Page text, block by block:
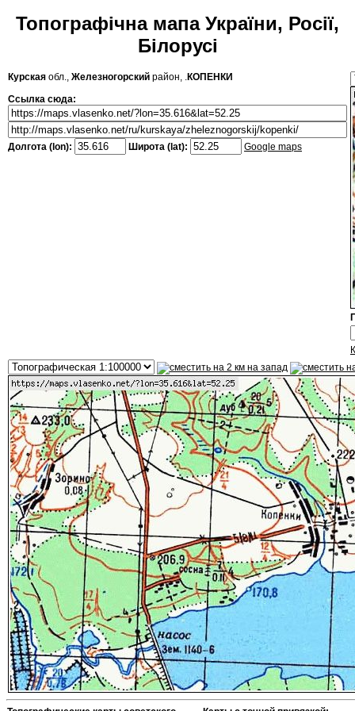
Топографічна мапа України, Росії,
Білорусі
Курская обл., Железногорский район, .КОПЕНКИ
Ссылка сюда:
Долгота (lon): Широта (lat): Google maps